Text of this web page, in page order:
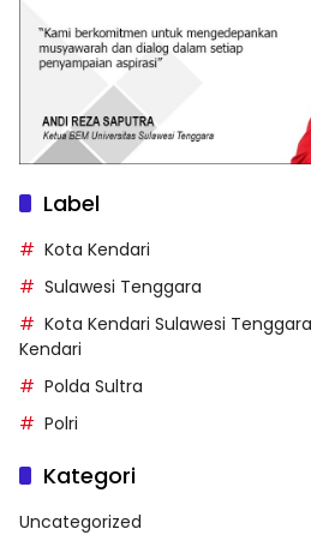
Label
Kota Kendari
Sulawesi Tenggara
Kota Kendari Sulawesi
Kendari
Polda Sultra
Polri
Kategori
Uncategorized